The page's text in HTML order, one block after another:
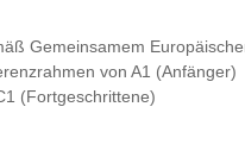
Gemeinsamem
von A1 (Anfänger)
(Fortgeschrittene)